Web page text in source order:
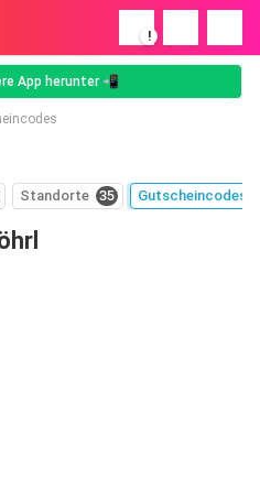
!
App herunter 📲
Standorte 35 Gutscheincodes